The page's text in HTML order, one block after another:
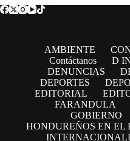
AMBIENTE
Contáctanos
D
DENUNCIAS
DEPORTES
EDITORIAL
FARANDULA
GOBIERNO
HONDUREÑOS EN EL